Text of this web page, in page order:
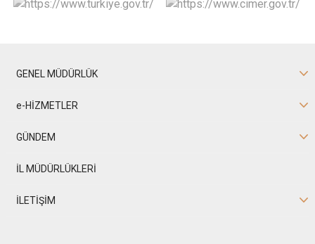
GENEL MÜDÜRLÜK
e-HİZMETLER
GÜNDEM
İL MÜDÜRLÜKLERİ
İLETİŞİM